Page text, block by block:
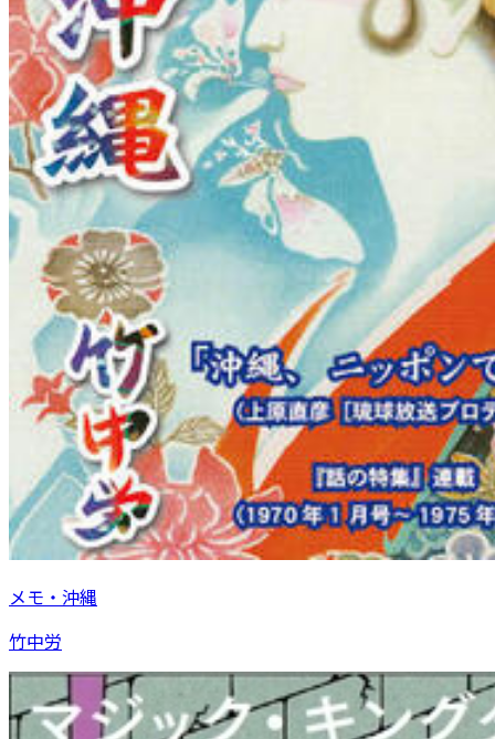
メモ・沖縄
竹中労